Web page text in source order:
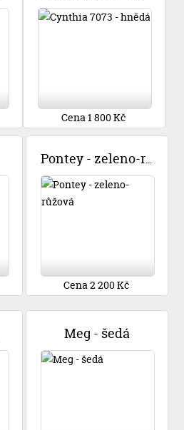
Cena 1 800 Kč
Pontey - zeleno-růžová
Cena 2 200 Kč
Meg - šedá